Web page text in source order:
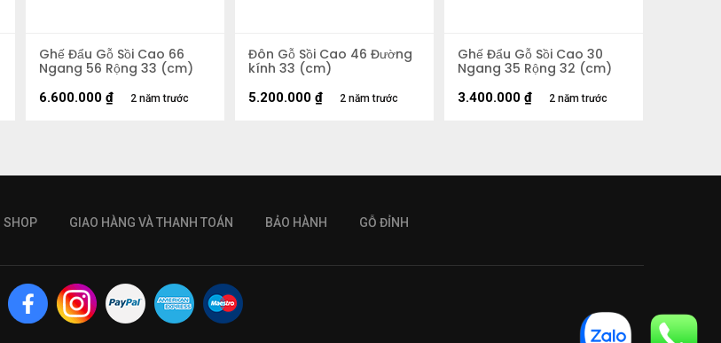
Ghế Đẩu Gỗ Sồi Cao 66
Ngang 56 Rộng 33 (cm)
2 năm trước
6.600.000 ₫
Đôn Gỗ Sồi Cao 46 Đường
kính 33 (cm)
2 năm trước
5.200.000 ₫
Ghế Đẩu Gỗ Sồi Cao 30
Ngang 35 Rộng 32 (cm)
2 năm trước
3.400.000 ₫
SHOP GIAO HÀNG VÀ THANH TOÁN BẢO HÀNH GỖ ĐỈNH